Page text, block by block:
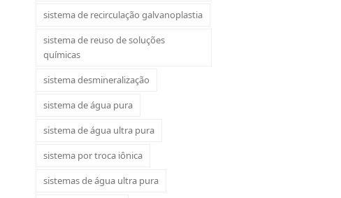
sistema de recirculação galvanoplastia
sistema de reuso de soluções
químicas
sistema desmineralização
sistema de água pura
sistema de água ultra pura
sistema por troca iônica
sistemas de água ultra pura